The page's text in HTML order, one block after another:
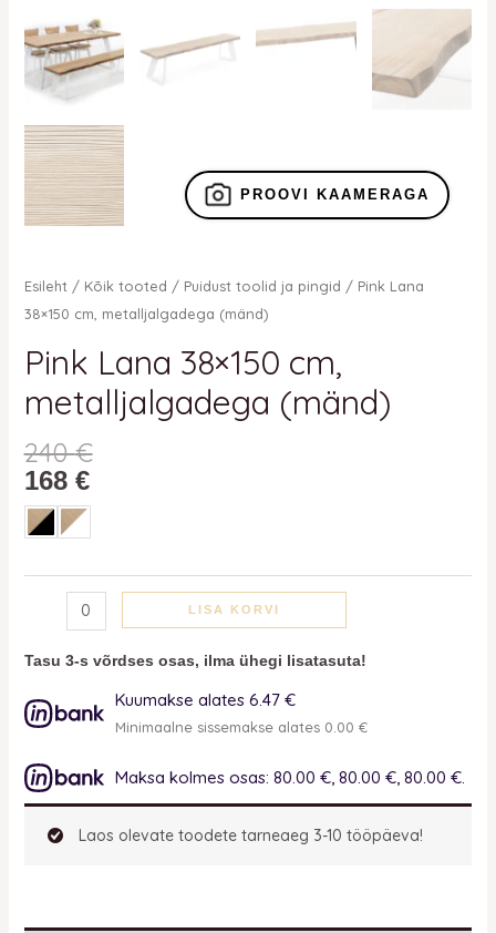
PROOVI KAAMERAGA
Esileht / Kõik tooted / Puidust toolid ja pingid / Pink Lana
38×150 cm, metalljalgadega (mänd)
Pink Lana 38×150 cm,
metalljalgadega (mänd)
240€
168 €
LISA KORVI
Tasu 3-s võrdses osas, ilma ühegi lisatasuta!
Kuumakse alates 6.47 €
Minimaalne sissemakse alates 0.00 €
Maksa kolmes osas: 80.00 €, 80.00 €, 80.00 €.
Laos olevate toodete tarneaeg 3-10 tööpäeva!